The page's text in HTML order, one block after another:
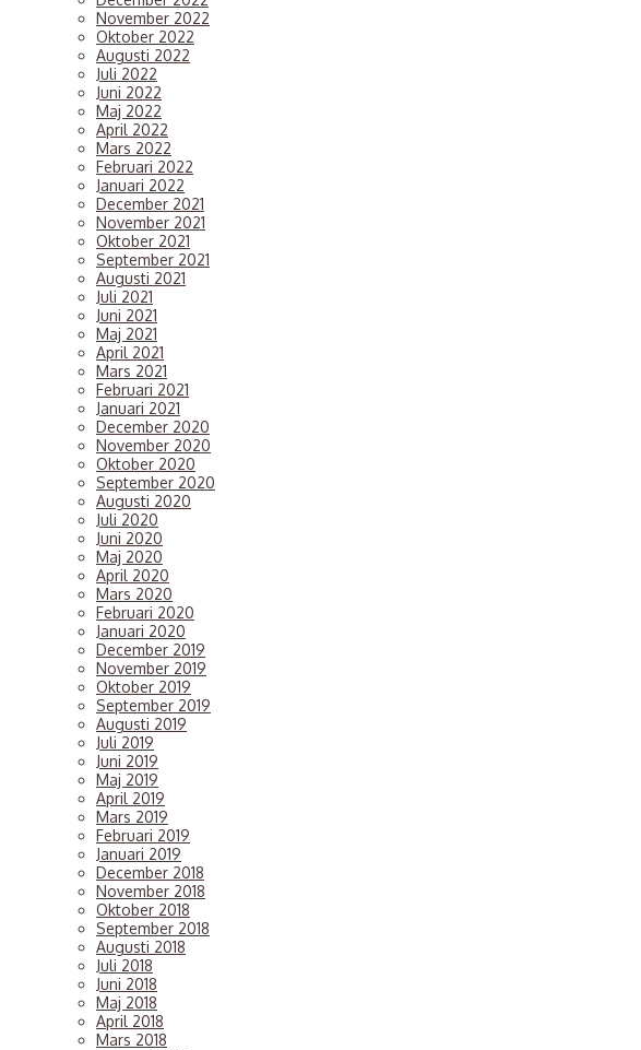
November 2022
Oktober 2022
Augusti 2022
Juli 2022
Juni 2022
Maj 2022
April 2022
Mars 2022
Februari 2022
Januari 2022
December 2021
November 2021
Oktober 2021
September 2021
Augusti 2021
Juli 2021
Juni 2021
Maj 2021
April 2021
Mars 2021
Februari 2021
Januari 2021
December 2020
November 2020
Oktober 2020
September 2020
Augusti 2020
Juli 2020
Juni 2020
Maj 2020
April 2020
Mars 2020
Februari 2020
Januari 2020
December 2019
November 2019
Oktober 2019
September 2019
Augusti 2019
Juli 2019
Juni 2019
Maj 2019
April 2019
Mars 2019
Februari 2019
Januari 2019
December 2018
November 2018
Oktober 2018
September 2018
Augusti 2018
Juli 2018
Juni 2018
Maj 2018
April 2018
Mars 2018